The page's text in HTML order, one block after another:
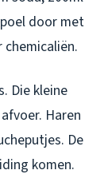
door met
Die kleine
Haren
De
komen.